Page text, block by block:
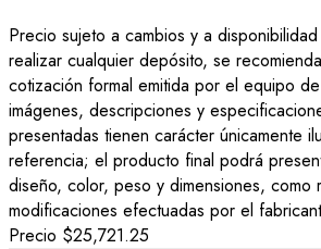
Precio sujeto a cambios y a
realizar cualquier depósito, se
cotización formal emitida por el equipo
imágenes, descripciones y
presentadas tienen carácter únicamente
referencia; el producto final podrá
diseño, color, peso y dimensiones, como
modificaciones efectuadas por el
Precio $25,721.25